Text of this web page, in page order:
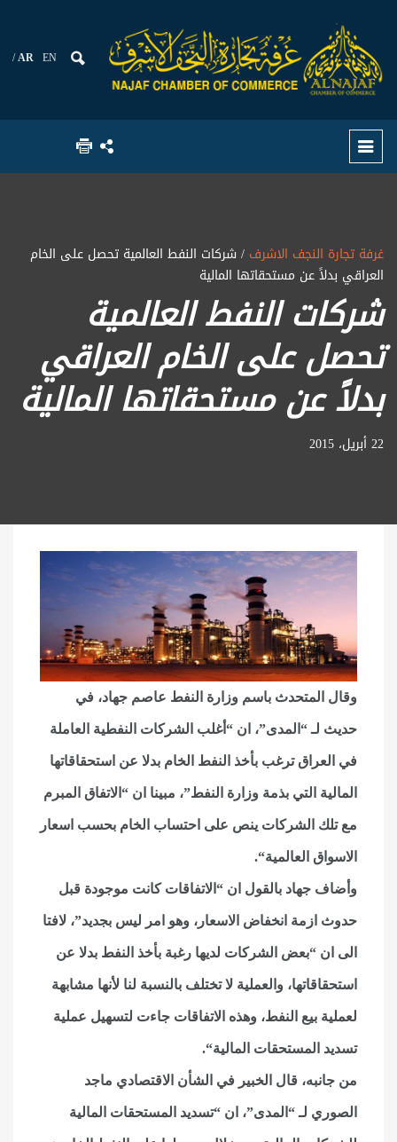
AR EN
غرفة تجارة النجف الاشرف / شركات النفط العالمية تحصل على الخام
العراقي بدلاً عن مستحقاتها المالية
شركات النفط العالمية
تحصل على الخام العراقي
بدلاً عن مستحقاتها المالية
22 أبريل، 2015
وقال المتحدث باسم وزارة النفط عاصم جهاد، في
حديث لـ “المدى”، ان “أغلب الشركات النفطية العاملة
في العراق ترغب بأخذ النفط الخام بدلا عن استحقاقاتها
المالية التي بذمة وزارة النفط”، مبينا ان “الاتفاق المبرم
مع تلك الشركات ينص على احتساب الخام بحسب اسعار
الاسواق العالمية“.
وأضاف جهاد بالقول ان “الاتفاقات كانت موجودة قبل
حدوث ازمة انخفاض الاسعار، وهو امر ليس بجديد”، لافتا
الى ان “بعض الشركات لديها رغبة بأخذ النفط بدلا عن
استحقاقاتها، والعملية لا تختلف بالنسبة لنا لأنها مشابهة
لعملية بيع النفط، وهذه الاتفاقات جاءت لتسهيل عملية
تسديد المستحقات المالية“.
من جانبه، قال الخبير في الشأن الاقتصادي ماجد
الصوري لـ “المدى”، ان “تسديد المستحقات المالية